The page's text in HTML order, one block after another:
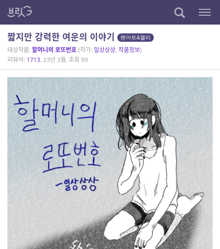
짧지만 강력한 여운의 이야기 팬아트&캘리
대상작품: 할머니의 로또번호(작가: 일상상상, 작품정보)
리뷰어: 1713, 23년 3월, 조회 99